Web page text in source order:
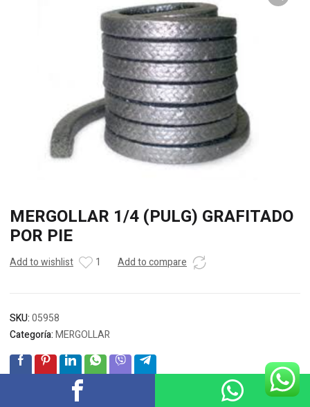
MERGOLLAR 1/4 (PULG) GRAFITADO
POR PIE
Add to wishlist 1 Add to compare
SKU:05958
Categoría:MERGOLLAR